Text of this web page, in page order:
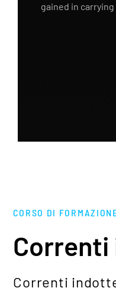
gained in
CORSO DI
Correnti